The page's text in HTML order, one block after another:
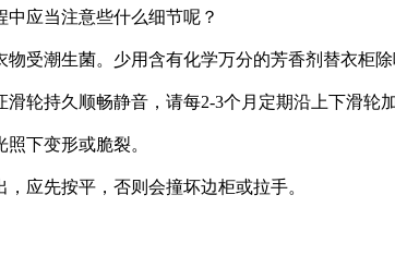
受潮生菌。少用含有化学万分的芳香剂替衣柜
轮持久顺畅静音，请每2-3个月定期沿上下滑轮加
下变形或脆裂。
应先按平，否则会撞坏边柜或拉手。